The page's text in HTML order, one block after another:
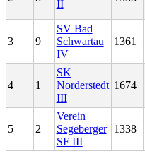
II
3 9
SV Bad
Schwartau
IV
1361
4 1
SK
Norderstedt
III
1674
5 2
Verein
Segeberger
SF III
1338